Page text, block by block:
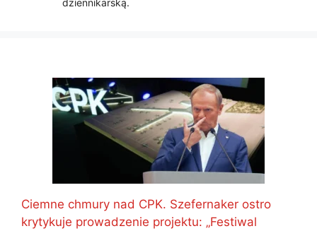
dziennikarską.
Ciemne chmury nad CPK. Szefernaker ostro
krytykuje prowadzenie projektu: „Festiwal